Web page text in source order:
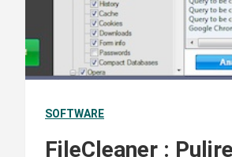
SOFTWARE
FileCleaner :